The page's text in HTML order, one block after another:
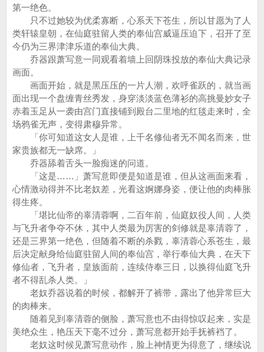
第一绝色。
只不过她较为优柔寡断，心系天下苍生，所以甘愿为了人
类轩辕皇朝，在仙庭驻留人类的奉仙宫威逼压迫下，召开了至
今仍为三界津津乐道的奉仙大典。
乔器跟萧写意一同观看着墙上回阴珠投放的奉仙大典记录
画面。
画面开始，就是黑压压的一片人潮，欢呼雀跃的，就当画
面出现一个盘缠青丝秀发，身穿淡淡蓝色薄衫的高挑曼妙女子
赤着玉足从一袭由宫门直接铺到殿台二里地的红毯走来时，全
场鸦雀无声，变得肃穆异常。
「你可知道这女人是谁，上千名修仙者无不闻名而来，世
家贵族都无一缺席。」
乔器舔着舌头一脸痴迷的问道。
「这是……」萧写意即便是知道是谁，但从这画面来看，
心情激动得并不比老奴差，光看这婀娜身姿，便让他的肉棒胀
得生疼。
「堪比仙帝的辜清蓉啊，二百年前，仙庭奴役人间，人类
与飞升者争夺不休，其中人类最为厉害的剑修就是辜清蓉了，
还是三界第一绝色，但随着不断的杀戮，辜清蓉心系苍生，最
后决定献身给仙庭驻留人间的奉仙宫，举行奉仙大典，在天下
修仙者，飞升者，皇族面前，连续侍奉三日，以换得仙庭飞升
者不得乱杀人类。」
老奴乔器说着的时候，都解开了裤带，露出了他异常巨大
的肉棒来。
随着见到辜清蓉的侧脸，萧写意也不由得惊叹起来，实是
美绝众生，艳压天下毫不过分，萧写意都开始手抚裤裆了。
老奴这时候见萧写意动作，脸上神情更为得意了，继续说